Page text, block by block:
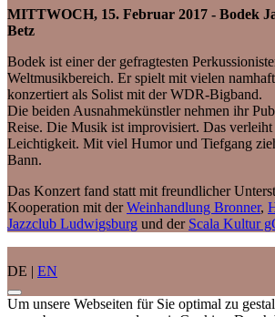
MITTWOCH, 15. Februar 2017 - Bodek
Betz
Bodek ist einer der gefragtesten
Weltmusikbereich. Er spielt mit vielen
konzertiert als Solist mit der WDR-Bigband.
Die beiden Ausnahmekünstler nehmen ihr
Reise. Die Musik ist improvisiert. Das
Leichtigkeit. Mit viel Humor und Tiefgang
Bann.
Das Konzert fand statt mit freundlicher
Kooperation mit derWeinhandlung Bronner,
Jazzclub Ludwigsburg und der Scala Kultur
DE | EN
Um unsere Webseiten für Sie optimal zu